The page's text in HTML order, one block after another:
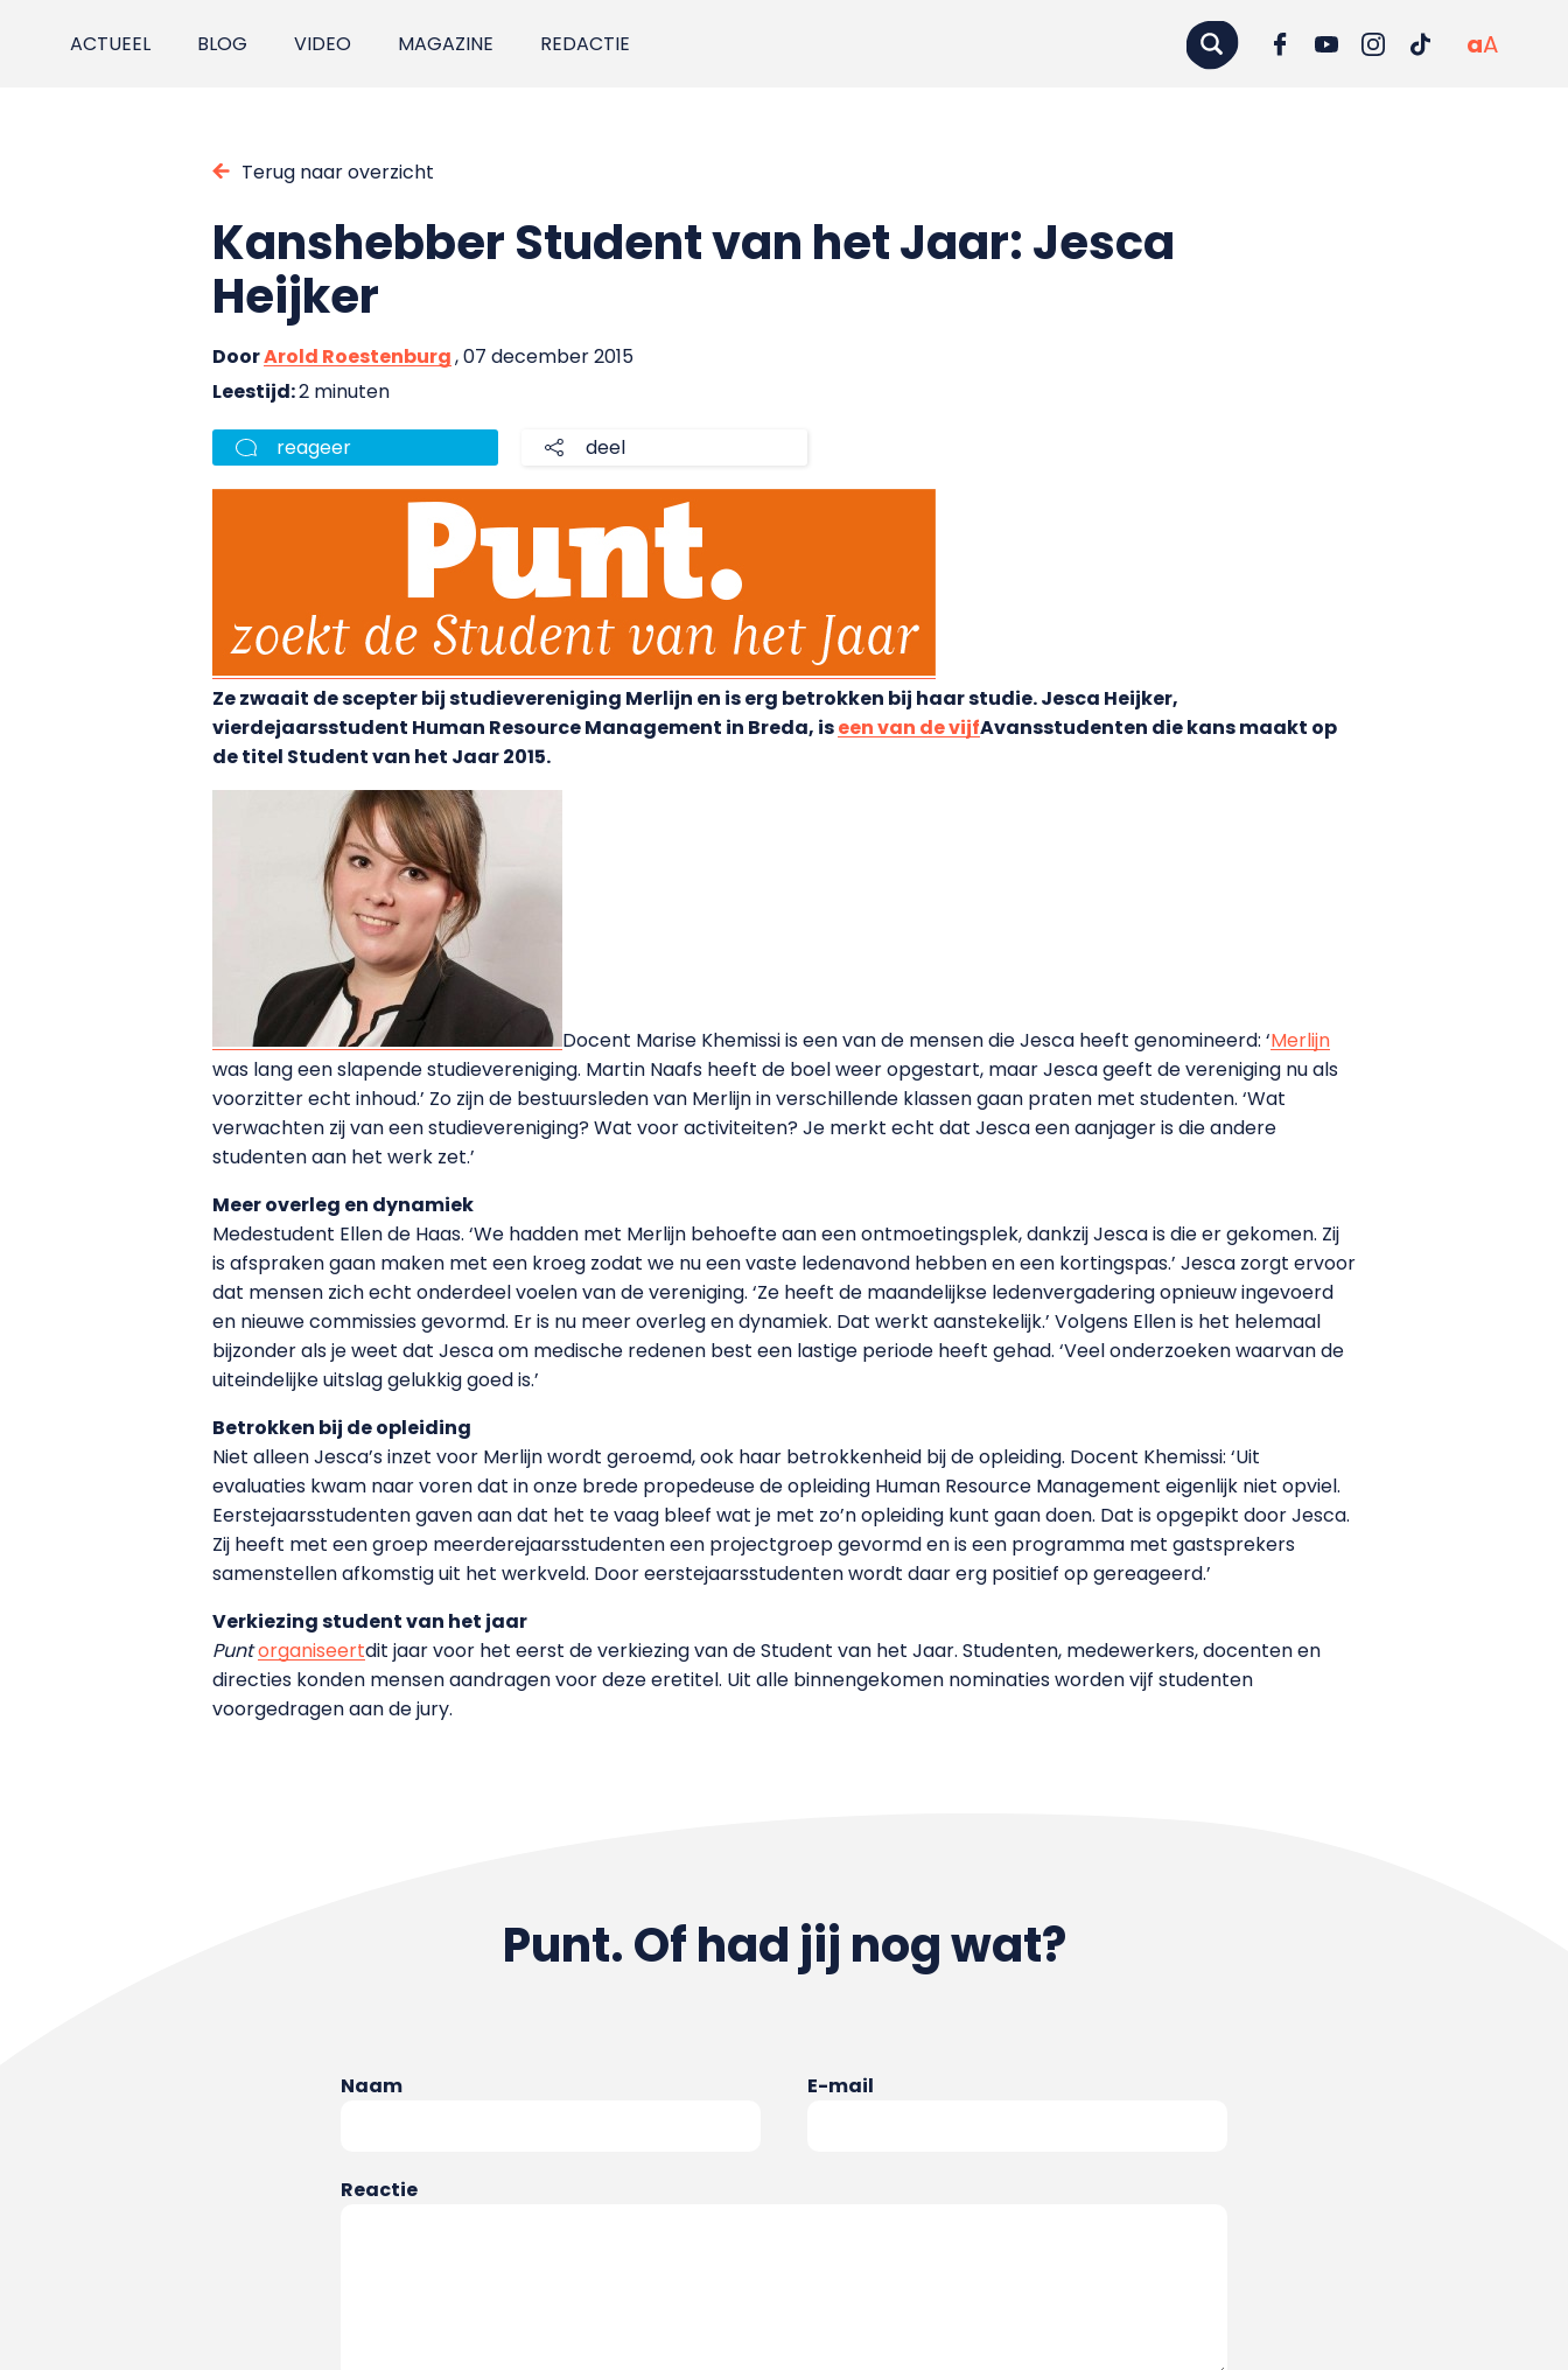
ACTUEEL BLOG VIDEO MAGAZINE REDACTIE aA
Terug naar overzicht
Kanshebber Student van het Jaar: Jesca
Heijker
DoorArold Roestenburg, 07 december 2015
Leestijd:2 minuten
reageer deel
Ze zwaait de scepter bij studievereniging Merlijn en is erg betrokken bij haar studie. Jesca Heijker,
vierdejaarsstudent Human Resource Management in Breda, iseen van de vijfAvansstudenten die kans maakt op
de titel Student van het Jaar 2015.
Docent Marise Khemissi is een van de mensen die Jesca heeft genomineerd: ‘Merlijn
was lang een slapende studievereniging. Martin Naafs heeft de boel weer opgestart, maar Jesca geeft de vereniging nu als
voorzitter echt inhoud.’ Zo zijn de bestuursleden van Merlijn in verschillende klassen gaan praten met studenten. ‘Wat
verwachten zij van een studievereniging? Wat voor activiteiten? Je merkt echt dat Jesca een aanjager is die andere
studenten aan het werk zet.’
Meer overleg en dynamiek
Medestudent Ellen de Haas. ‘We hadden met Merlijn behoefte aan een ontmoetingsplek, dankzij Jesca is die er gekomen. Zij
is afspraken gaan maken met een kroeg zodat we nu een vaste ledenavond hebben en een kortingspas.’ Jesca zorgt ervoor
dat mensen zich echt onderdeel voelen van de vereniging. ‘Ze heeft de maandelijkse ledenvergadering opnieuw ingevoerd
en nieuwe commissies gevormd. Er is nu meer overleg en dynamiek. Dat werkt aanstekelijk.’ Volgens Ellen is het helemaal
bijzonder als je weet dat Jesca om medische redenen best een lastige periode heeft gehad. ‘Veel onderzoeken waarvan de
uiteindelijke uitslag gelukkig goed is.’
Betrokken bij de opleiding
Niet alleen Jesca’s inzet voor Merlijn wordt geroemd, ook haar betrokkenheid bij de opleiding. Docent Khemissi: ‘Uit
evaluaties kwam naar voren dat in onze brede propedeuse de opleiding Human Resource Management eigenlijk niet opviel.
Eerstejaarsstudenten gaven aan dat het te vaag bleef wat je met zo’n opleiding kunt gaan doen. Dat is opgepikt door Jesca.
Zij heeft met een groep meerderejaarsstudenten een projectgroep gevormd en is een programma met gastsprekers
samenstellen afkomstig uit het werkveld. Door eerstejaarsstudenten wordt daar erg positief op gereageerd.’
Verkiezing student van het jaar
Puntorganiseertdit jaar voor het eerst de verkiezing van de Student van het Jaar. Studenten, medewerkers, docenten en
directies konden mensen aandragen voor deze eretitel. Uit alle binnengekomen nominaties worden vijf studenten
voorgedragen aan de jury.
Punt. Of had jij nog wat?
Naam E-mail
Reactie